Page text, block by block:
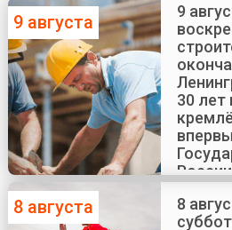
9 августа
9
30 лет
России
8 августа
8